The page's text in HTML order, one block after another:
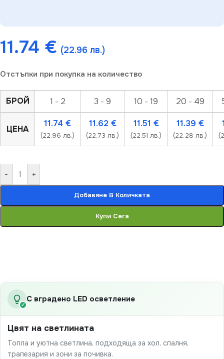
11.74 € (22.96 лв.)
Отстъпки при покупка на количество
БРОЙ 1 - 2 3 - 9 10 - 19 20 - 49
ЦЕНА
11.74 €
(22.96 лв.)
11.62 €
(22.73 лв.)
11.51 €
(22.51 лв.)
11.39 €
(22.28 лв.)
- +
Добавяне В Количката
Купи Сега
✓
С вградено LED осветление
Цвят на светлината
Топла и уютна светлина, подходяща за хол, спалня,
трапезария и зони за почивка.